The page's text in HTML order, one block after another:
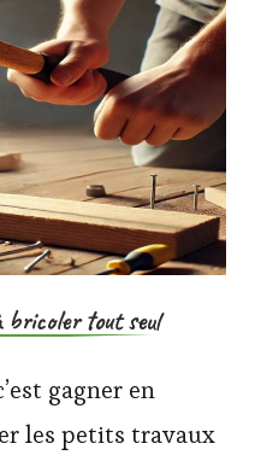
bricoler tout seul
gagner en
les petits travaux